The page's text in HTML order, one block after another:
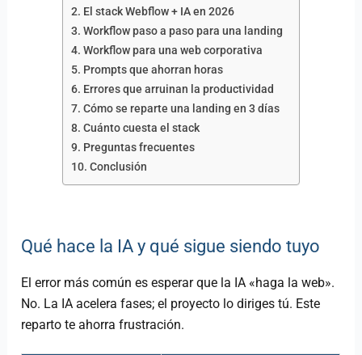
El stack Webflow + IA en 2026
Workflow paso a paso para una landing
Workflow para una web corporativa
Prompts que ahorran horas
Errores que arruinan la productividad
Cómo se reparte una landing en 3 días
Cuánto cuesta el stack
Preguntas frecuentes
Conclusión
Qué hace la IA y qué sigue siendo tuyo
El error más común es esperar que la IA «haga la web».
No. La IA acelera fases; el proyecto lo diriges tú. Este
reparto te ahorra frustración.